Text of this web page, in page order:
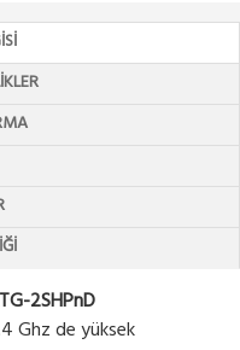
2SHPnD
Ghz de yüksek